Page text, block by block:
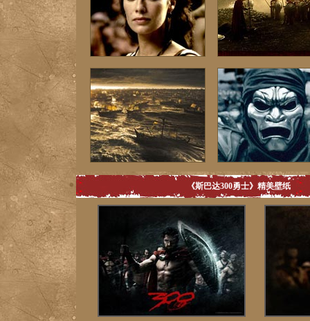
《斯巴达300勇士》精美壁纸